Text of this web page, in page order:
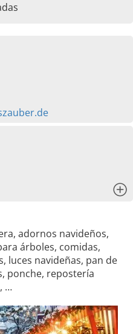
adornos navideños,
árboles, comidas,
luces navideñas, pan de
ponche, repostería
…